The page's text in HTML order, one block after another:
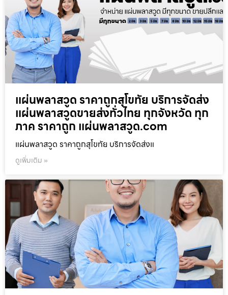
แผ่นพลาสวูด ราคาถูกสุโขทัย บริการจัดส่ง
แผ่นพลาสวูดขายส่งทั่วไทย ทุกจังหวัด ทุก
ภาค ราคาถูก แผ่นพลาสวูด.com
แผ่นพลาสวูด ราคาถูกสุโขทัย บริการจัดส่งแ
ดูเพิ่มเติม »